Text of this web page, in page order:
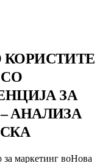
КОРИСТИТЕ
ЗА
АНАЛИЗА
маркетинг воНова